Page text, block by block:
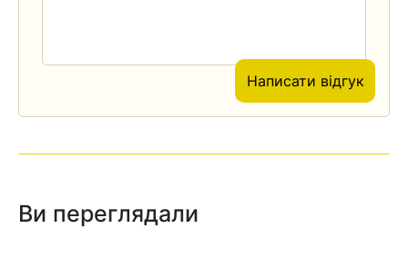
Написати відгук
Ви переглядали